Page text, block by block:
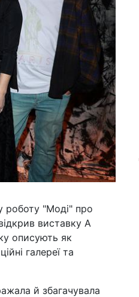
роботу "Моді" про
виставку A
описують як
галереї та
й збагачувала